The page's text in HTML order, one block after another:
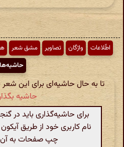
اطّلاعات واژگان تصاویر مشق شعر
حاشیه‌ها
تا به حال حاشیه‌ای برای این
حاشیه
برای حاشیه‌گذاری باید در
نام کاربری خود از طریق
چپ صفحات به آن